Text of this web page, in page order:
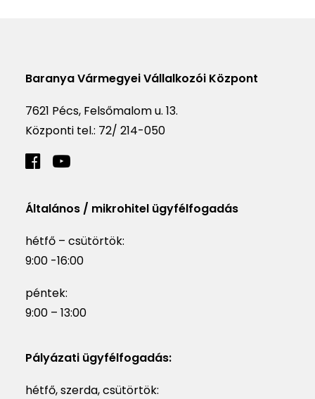
Baranya Vármegyei Vállalkozói Központ
7621 Pécs, Felsőmalom u. 13.
Központi tel.: 72/ 214-050
Általános / mikrohitel ügyfélfogadás
hétfő – csütörtök:
9:00 -16:00
péntek:
9:00 – 13:00
Pályázati ügyfélfogadás:
hétfő, szerda, csütörtök: